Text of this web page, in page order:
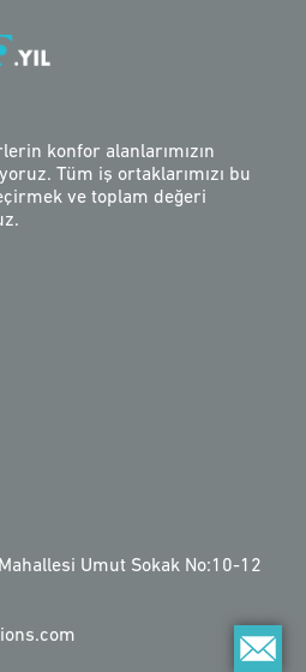
konfor alanlarımızın
Tüm iş ortaklarımızı bu
ve toplam değeri
Umut Sokak No:10-12